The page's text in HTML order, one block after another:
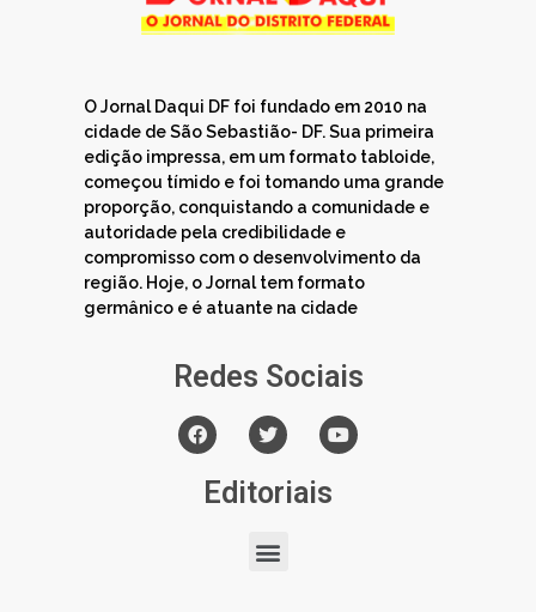
O Jornal Daqui DF foi fundado em 2010 na
cidade de São Sebastião- DF. Sua primeira
edição impressa, em um formato tabloide,
começou tímido e foi tomando uma grande
proporção, conquistando a comunidade e
autoridade pela credibilidade e
compromisso com o desenvolvimento da
região. Hoje, o Jornal tem formato
germânico e é atuante na cidade
Redes Sociais
Editoriais